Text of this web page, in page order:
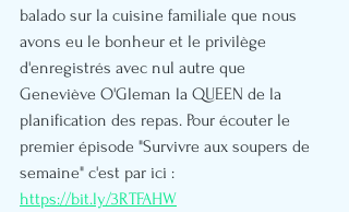
balado sur la cuisine familiale que nous
avons eu le bonheur et le privilège
d'enregistrés avec nul autre que
Geneviève O'Gleman la QUEEN de la
planification des repas. Pour écouter le
premier épisode "Survivre aux soupers de
semaine" c'est par ici :
https://bit.ly/3RTFAHW